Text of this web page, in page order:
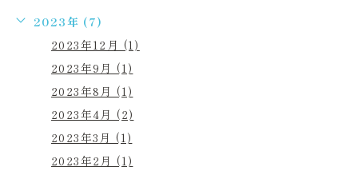
2023年 (7)
2023年12月 (1)
2023年9月 (1)
2023年8月 (1)
2023年4月 (2)
2023年3月 (1)
2023年2月 (1)